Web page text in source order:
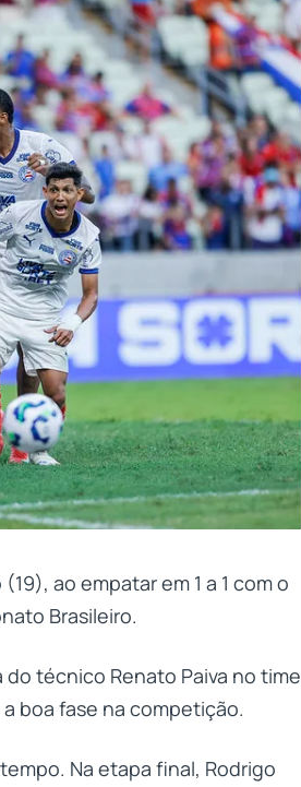
ao empatar em 1 a 1 com o
Brasileiro.
técnico Renato Paiva no time
boa fase na competição.
Na etapa final, Rodrigo